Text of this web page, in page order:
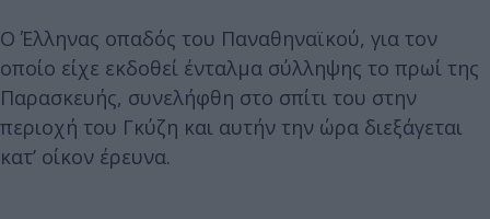
Ο Έλληνας οπαδός του Παναθηναϊκού, για τον
οποίο είχε εκδοθεί ένταλμα σύλληψης το πρωί της
Παρασκευής, συνελήφθη στο σπίτι του στην
περιοχή του Γκύζη και αυτήν την ώρα διεξάγεται
κατ’ οίκον έρευνα.